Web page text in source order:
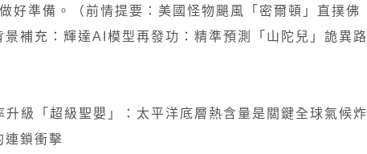
好準備。（前情提要：美國怪物颶風「密爾頓」直撲佛
補充：輝達AI模型再發功：精準預測「山陀兒」詭異路
級「超級聖嬰」：太平洋底層熱含量是關鍵全球氣候炸
連鎖衝擊